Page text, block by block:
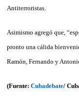
Antiterroristas.
Asimismo agregó que,
pronto una cálida
Ramón, Fernando y
(Fuente: Cubadebate/